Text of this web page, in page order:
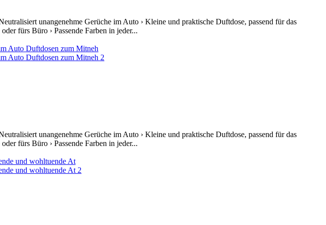
unangenehme Gerüche im Auto › Kleine und praktische Duftdose, passend für das
fürs Büro › Passende Farben in jeder...
unangenehme Gerüche im Auto › Kleine und praktische Duftdose, passend für das
fürs Büro › Passende Farben in jeder...